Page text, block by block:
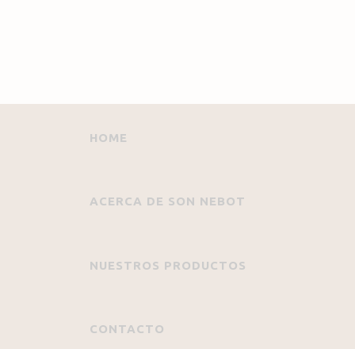
HOME
ACERCA DE SON NEBOT
NUESTROS PRODUCTOS
CONTACTO